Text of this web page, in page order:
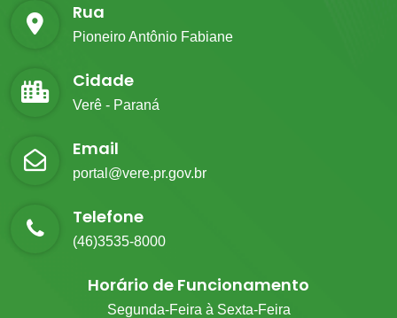
Rua
Pioneiro Antônio Fabiane
Cidade
Verê - Paraná
Email
portal@vere.pr.gov.br
Telefone
(46)3535-8000
Horário de Funcionamento
Segunda-Feira à Sexta-Feira